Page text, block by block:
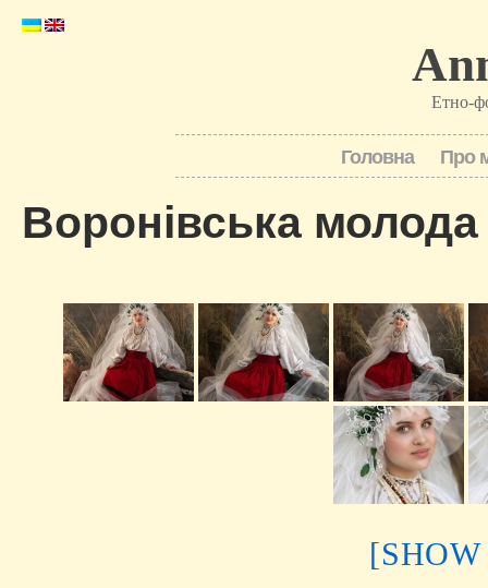
Етно-
Головна Про
Воронівська молода